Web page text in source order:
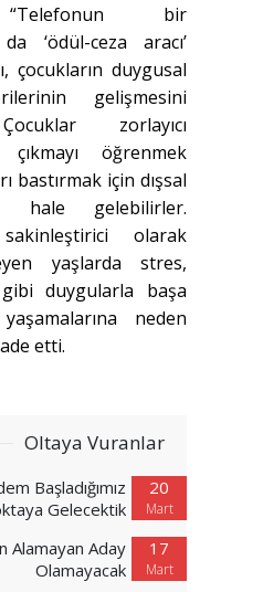
“Telefonun bir
‘ödül-ceza aracı’
çocukların duygusal
gelişmesini
zorlayıcı
öğrenmek
bastırmak için dışsal
hale gelebilirler.
olarak
yaşlarda stres,
duygularla başa
neden
etti.
Oltaya Vuranlar
20
Mart
Başladığımız
Gelecektik
17
Mart
Alamayan Aday
Olamayacak